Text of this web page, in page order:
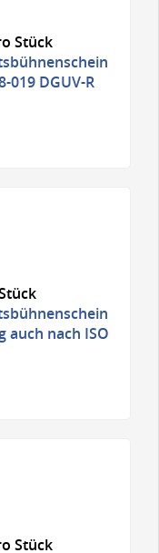
Stück
019 DGUV-R
auch nach ISO
Stück